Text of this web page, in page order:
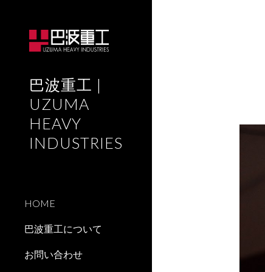
巴波重工 |
UZUMA
HEAVY
INDUSTRIES
HOME
巴波重工について
お問い合わせ